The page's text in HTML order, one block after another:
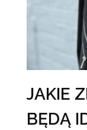
JAKIE
BĘDĄ